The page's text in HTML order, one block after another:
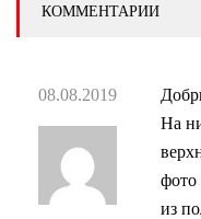
КОММЕНТАРИИ
08.08.2019
На
из